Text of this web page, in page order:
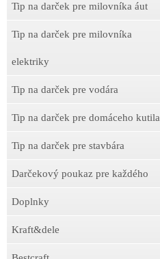
Tip na darček pre milovníka áut
Tip na darček pre milovníka
elektriky
Tip na darček pre vodára
Tip na darček pre domáceho kutila
Tip na darček pre stavbára
Darčekový poukaz pre každého
Doplnky
Kraft&dele